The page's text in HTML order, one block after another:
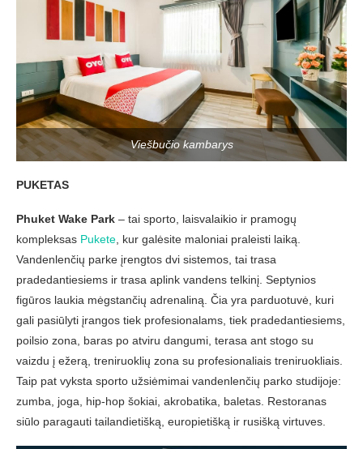
Viešbučio kambarys
PUKETAS
Phuket Wake Park – tai sporto, laisvalaikio ir pramogų
kompleksas Pukete , kur galėsite maloniai praleisti laiką.
Vandenlenčių parke įrengtos dvi sistemos, tai trasa
pradedantiesiems ir trasa aplink vandens telkinį. Septynios
figūros laukia mėgstančių adrenaliną. Čia yra parduotuvė, kuri
gali pasiūlyti įrangos tiek profesionalams, tiek pradedantiesiems,
poilsio zona, baras po atviru dangumi, terasa ant stogo su
vaizdu į ežerą, treniruoklių zona su profesionaliais treniruokliais.
Taip pat vyksta sporto užsiėmimai vandenlenčių parko studijoje:
zumba, joga, hip-hop šokiai, akrobatika, baletas. Restoranas
siūlo paragauti tailandietišką, europietišką ir rusišką virtuves.